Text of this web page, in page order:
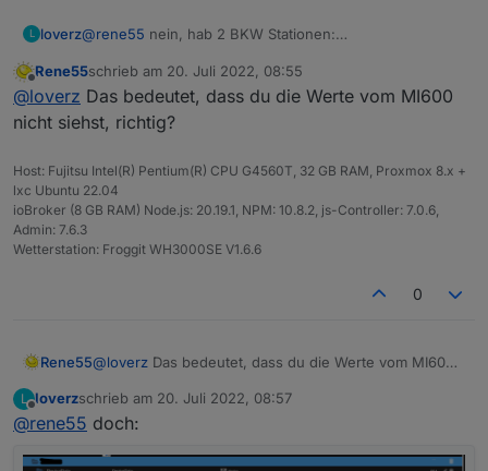
L loverz@rene55 nein, hab 2 BKW Stationen:
1x 2 Stück MI-300
Der Screenshot ist der 2x MI-300
Offline
Rene55schrieb am 20. Juli 2022, 08:55
zuletzt editiert von
@loverz Das bedeutet, dass du die Werte vom MI600
nicht siehst, richtig?
Host: Fujitsu Intel(R) Pentium(R) CPU G4560T, 32 GB RAM, Proxmox 8.x +
lxc Ubuntu 22.04
ioBroker (8 GB RAM) Node.js: 20.19.1, NPM: 10.8.2, js-Controller: 7.0.6,
Admin: 7.6.3
Wetterstation: Froggit WH3000SE V1.6.6
0
Rene55@loverz Das bedeutet, dass du die Werte vom MI600
L
Offline
loverzschrieb am 20. Juli 2022, 08:57
zuletzt editiert von
@rene55 doch: